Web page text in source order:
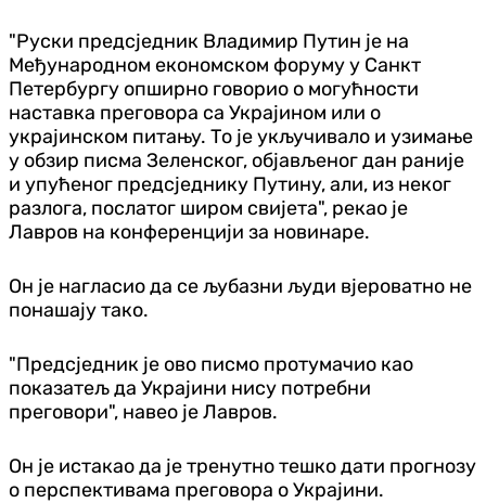
"Руски предсједник Владимир Путин је на
Међународном економском форуму у Санкт
Петербургу опширно говорио о могућности
наставка преговора са Украјином или о
украјинском питању. То је укључивало и узимање
у обзир писма Зеленског, објављеног дан раније
и упућеног предсједнику Путину, али, из неког
разлога, послатог широм свијета", рекао је
Лавров на конференцији за новинаре.
Он је нагласио да се љубазни људи вјероватно не
понашају тако.
"Предсједник је ово писмо протумачио као
показатељ да Украјини нису потребни
преговори", навео је Лавров.
Он је истакао да је тренутно тешко дати прогнозу
о перспективама преговора о Украјини.